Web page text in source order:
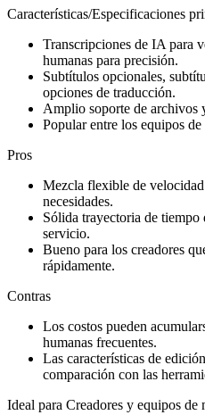
Características/Especificaciones
Transcripciones de IA para
humanas para precisión.
Subtítulos opcionales,
opciones de traducción.
Amplio soporte de archivos
Popular entre los equipos
Pros
Mezcla flexible de
necesidades.
Sólida trayectoria de tiempo
servicio.
Bueno para los creadores
rápidamente.
Contras
Los costos pueden
humanas frecuentes.
Las características de
comparación con las
Ideal para Creadores y equipos de